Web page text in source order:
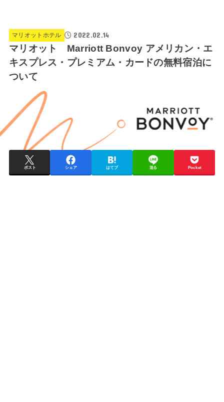
マリオットホテル 2022.02.14
マリオット Marriott Bonvoy アメリカン・エ
キスプレス・プレミアム・カードの無料宿泊に
ついて
ポスト シェア はてブ 送る Pocket